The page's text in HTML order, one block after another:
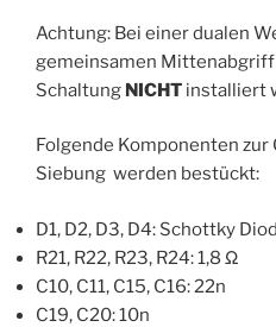
Achtung: Bei einer dualen
gemeinsamen
Schaltung NICHT installiert
Folgende Komponenten
Siebung werden bestückt:
D1, D2, D3, D4: Schottky
R21, R22, R23, R24: 1,8 Ω
C10, C11, C15, C16: 22n
C19, C20: 10n